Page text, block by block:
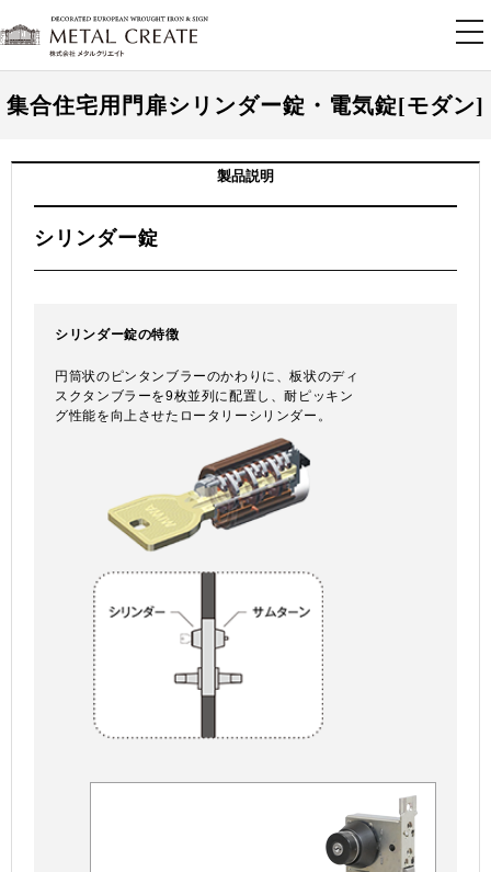
集合住宅用門扉シリンダー錠・電気錠[モダン]
製品説明
シリンダー錠
シリンダー錠の特徴
円筒状のピンタンブラーのかわりに、板状のディ
スクタンブラーを9枚並列に配置し、耐ピッキン
グ性能を向上させたロータリーシリンダー。